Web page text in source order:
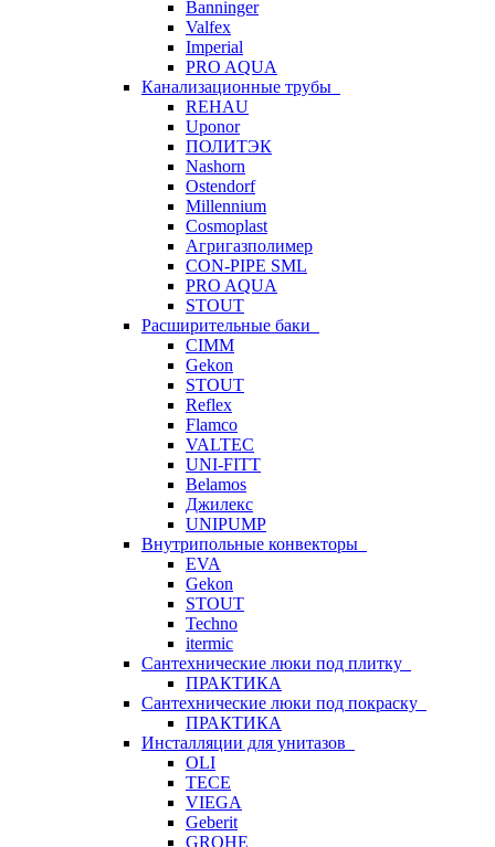
Banninger
Valfex
Imperial
PRO AQUA
Канализационные трубы
REHAU
Uponor
ПОЛИТЭК
Nashorn
Ostendorf
Millennium
Cosmoplast
Агригазполимер
CON-PIPE SML
PRO AQUA
STOUT
Расширительные баки
CIMM
Gekon
STOUT
Reflex
Flamco
VALTEC
UNI-FITT
Belamos
Джилекс
UNIPUMP
Внутрипольные конвекторы
EVA
Gekon
STOUT
Techno
itermic
Сантехнические люки под плитку
ПРАКТИКА
Сантехнические люки под покраску
ПРАКТИКА
Инсталляции для унитазов
OLI
TECE
VIEGA
Geberit
GROHE